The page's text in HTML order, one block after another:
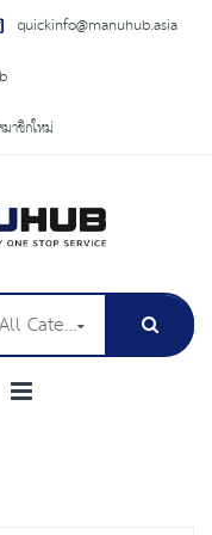
quickinfo@manuhub.asia
าชิกใหม่
All Categories